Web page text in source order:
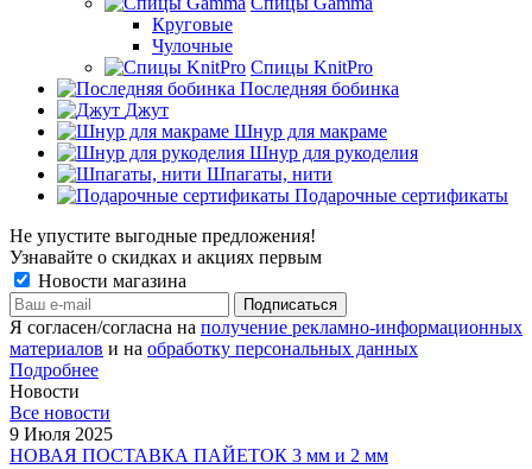
Круговые
Чулочные
Спицы KnitPro
Последняя бобинка
Джут
Шнур для макраме
Шнур для рукоделия
Шпагаты, нити
Подарочные сертификаты
Не упустите выгодные предложения!
Узнавайте о скидках и акциях первым
Новости магазина
Я согласен/согласна на получение рекламно-информационных
материалов и на обработку персональных данных
Подробнее
Новости
Все новости
9 Июля 2025
НОВАЯ ПОСТАВКА ПАЙЕТОК 3 мм и 2 мм